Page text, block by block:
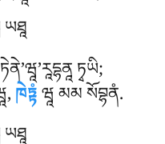
ཏྭཡི;
ཁེཏྟཾཝཱ མམ སོབྷནཾ.